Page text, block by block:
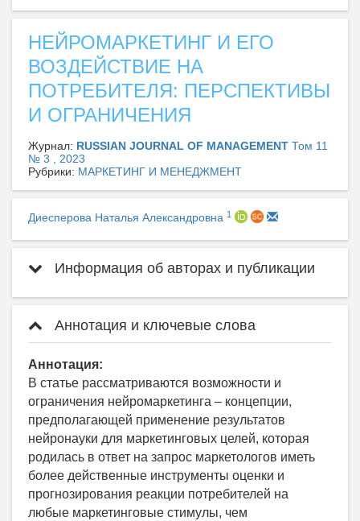
НЕЙРОМАРКЕТИНГ И ЕГО
ВОЗДЕЙСТВИЕ НА
ПОТРЕБИТЕЛЯ: ПЕРСПЕКТИВЫ
И ОГРАНИЧЕНИЯ
Журнал: RUSSIAN JOURNAL OF MANAGEMENT Том 11
№ 3 , 2023
Рубрики: МАРКЕТИНГ И МЕНЕДЖМЕНТ
Диесперова Наталья Александровна 1
Информация об авторах и публикации
Аннотация и ключевые слова
Аннотация:
В статье рассматриваются возможности и
ограничения нейромаркетинга – концепции,
предполагающей применение результатов
нейронауки для маркетинговых целей, которая
родилась в ответ на запрос маркетологов иметь
более действенные инструменты оценки и
прогнозирования реакции потребителей на
любые маркетинговые стимулы, чем